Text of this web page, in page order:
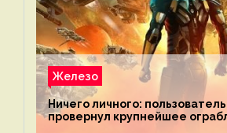
Железо
Ничего личного:
провернул крупнейшее